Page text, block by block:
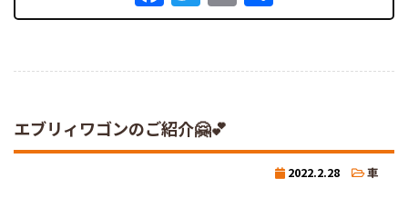
有
エブリィワゴンのご紹介🤗💕
2022.2.28 車